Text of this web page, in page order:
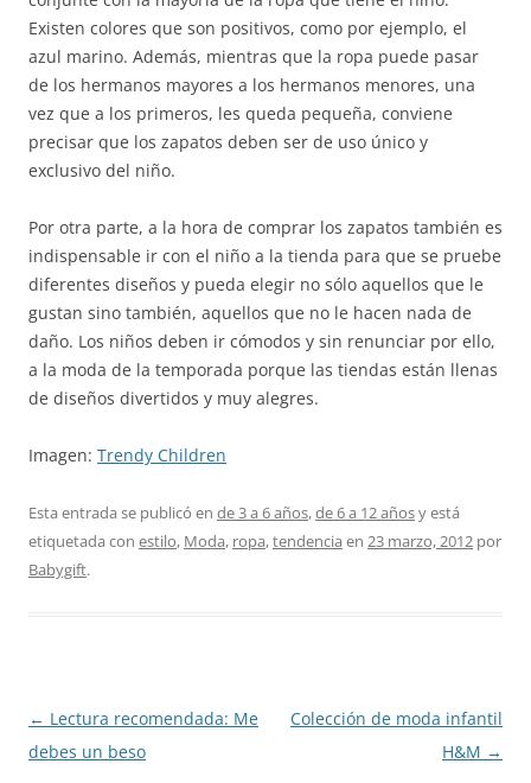
Existen colores que son positivos, como por ejemplo, el
azul marino. Además, mientras que la ropa puede pasar
de los hermanos mayores a los hermanos menores, una
vez que a los primeros, les queda pequeña, conviene
precisar que los zapatos deben ser de uso único y
exclusivo del niño.
Por otra parte, a la hora de comprar los zapatos también es
indispensable ir con el niño a la tienda para que se pruebe
diferentes diseños y pueda elegir no sólo aquellos que le
gustan sino también, aquellos que no le hacen nada de
daño. Los niños deben ir cómodos y sin renunciar por ello,
a la moda de la temporada porque las tiendas están llenas
de diseños divertidos y muy alegres.
Imagen: Trendy Children
Esta entrada se publicó en de 3 a 6 años,de 6 a 12 añosy está
etiquetada con estilo, Moda, ropa,tendencia en 23 marzo, 2012 por
Babygift.
Navegación
de
← Lectura recomendada: Me
debes un beso
Colección de moda infantil
H&M →